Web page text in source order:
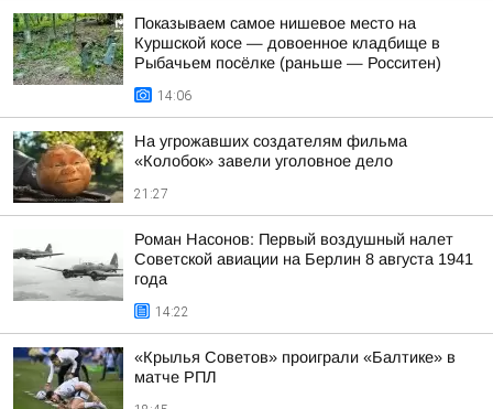
Показываем самое нишевое место на
Куршской косе — довоенное кладбище в
Рыбачьем посёлке (раньше — Росситен)
14:06
На угрожавших создателям фильма
«Колобок» завели уголовное дело
21:27
Роман Насонов: Первый воздушный налет
Советской авиации на Берлин 8 августа 1941
года
14:22
«Крылья Советов» проиграли «Балтике» в
матче РПЛ